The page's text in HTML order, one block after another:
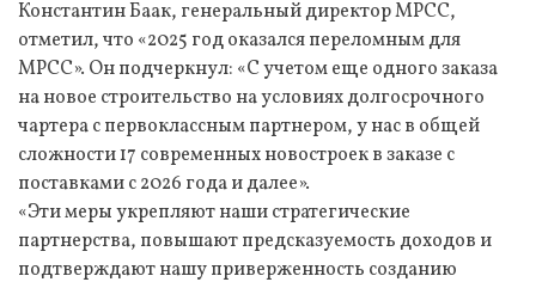
Константин Баак, генеральный директор MPCC,
отметил, что «2025 год оказался переломным для
MPCC». Он подчеркнул: «С учетом еще одного заказа
на новое строительство на условиях долгосрочного
чартера с первоклассным партнером, у нас в общей
сложности 17 современных новостроек в заказе с
поставками с 2026 года и далее».
«Эти меры укрепляют наши стратегические
партнерства, повышают предсказуемость доходов и
подтверждают нашу приверженность созданию